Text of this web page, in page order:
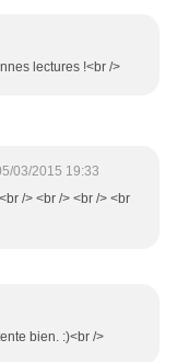
lectures !<br />
03/2015 19:33
/> <br /> <br /> <br
bien. :)<br />